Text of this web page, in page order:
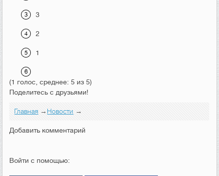
3
2
1
(1 голос, среднее: 5 из 5)
Поделитесь с друзьями!
Главная →Новости →
Добавить комментарий
Войти с помощью: